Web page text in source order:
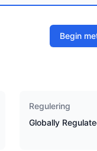
Begin
Regulering
Globally